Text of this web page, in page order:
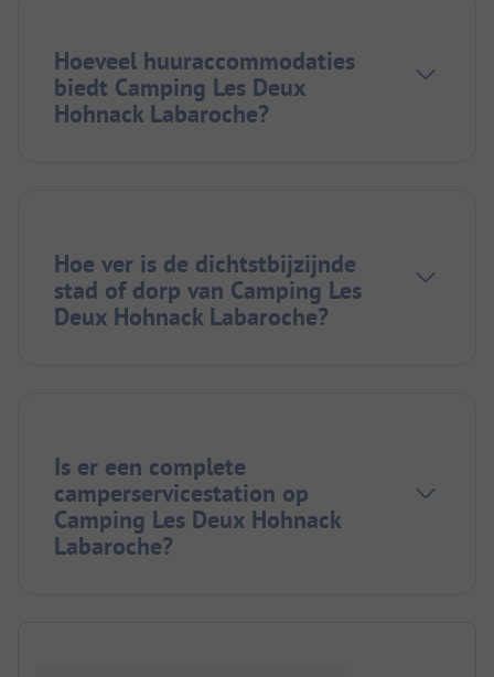
Hoeveel huuraccommodaties
biedt Camping Les Deux
Hohnack Labaroche?
Hoe ver is de dichtstbijzijnde
stad of dorp van Camping Les
Deux Hohnack Labaroche?
Is er een complete
camperservicestation op
Camping Les Deux Hohnack
Labaroche?